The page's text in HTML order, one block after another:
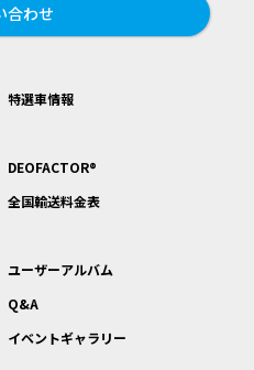
合わせ
特選車情報
DEOFACTOR®
全国輸送料金表
ユーザーアルバム
Q&A
イベントギャラリー